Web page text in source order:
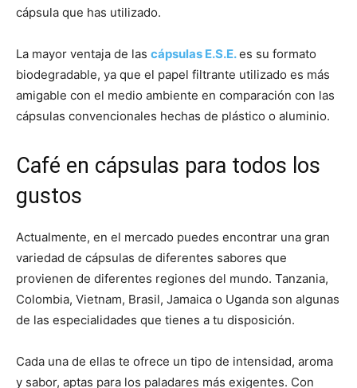
cápsula que has utilizado.
La mayor ventaja de las cápsulas E.S.E.es su formato
biodegradable, ya que el papel filtrante utilizado es más
amigable con el medio ambiente en comparación con las
cápsulas convencionales hechas de plástico o aluminio.
Café en cápsulas para todos los
gustos
Actualmente, en el mercado puedes encontrar una gran
variedad de cápsulas de diferentes sabores que
provienen de diferentes regiones del mundo. Tanzania,
Colombia, Vietnam, Brasil, Jamaica o Uganda son algunas
de las especialidades que tienes a tu disposición.
Cada una de ellas te ofrece un tipo de intensidad, aroma
y sabor, aptas para los paladares más exigentes. Con